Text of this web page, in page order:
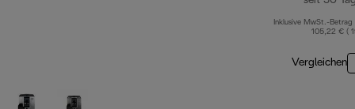
Inklusive MwSt.-Betrag
105,22 € (
Vergleichen